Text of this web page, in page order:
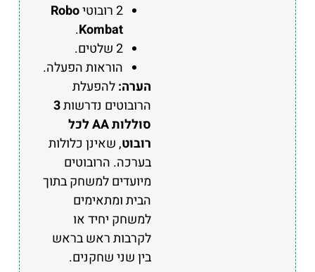
2 רובוטי
Robo
Kombat
.
2 שלטים.
הוראות הפעלה.
הערה:להפעלת
הרובוטים נדרשות3
סוללות AA לכל
רובוט, שאינן כלולות
בערכה. הרובוטים
מיועדים למשחק בתוך
הבית ומתאימים
למשחק יחיד או
לקרבות ראש בראש
בין שני שחקנים.